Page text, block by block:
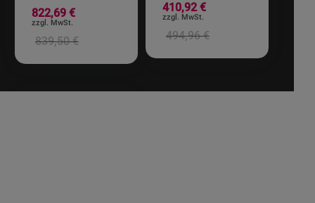
822,69 €
839,50 €
410,92 €
494,96 €